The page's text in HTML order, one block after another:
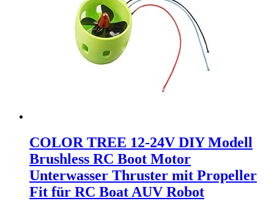
COLOR TREE 12-24V DIY Modell
Brushless RC Boot Motor
Unterwasser Thruster mit Propeller
Fit für RC Boat AUV Robot